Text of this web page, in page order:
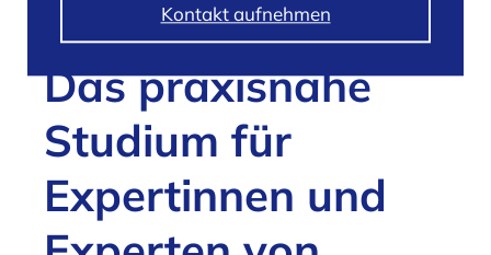
Kontakt aufnehmen
/Karriere/Ausbildung / Duales
Studium/Business Informatics
Das praxisnahe
Studium für
Expertinnen und